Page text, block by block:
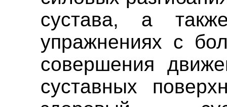
сустава, а
упражнениях с
совершения
суставных